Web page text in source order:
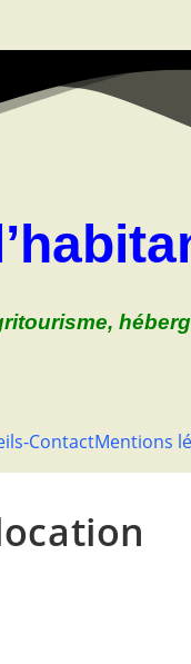
ContactMentions